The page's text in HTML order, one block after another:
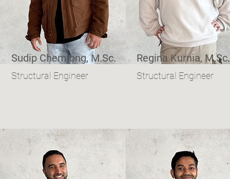
Sudip Chemjong, M.Sc.
Structural Engineer
Regina Kurnia, M.Sc.
Structural Engineer